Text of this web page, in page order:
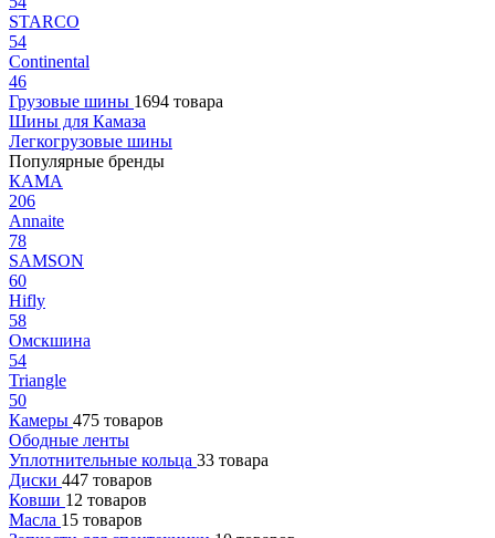
STARCO
54
Continental
46
Грузовые шины 1694 товара
Шины для Камаза
Легкогрузовые шины
Популярные бренды
КАМА
206
Annaite
78
SAMSON
60
Hifly
58
Омскшина
54
Triangle
50
Камеры 475 товаров
Ободные ленты
Уплотнительные кольца 33 товара
Диски 447 товаров
Ковши 12 товаров
Масла 15 товаров